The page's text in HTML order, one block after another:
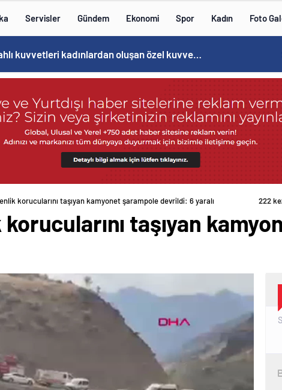
Servisler Gündem Ekonomi Spor Kadın Foto
Cristiano Ronaldo’nun akıllara zarar tüm kariyerinin istatistiğini çıkardık !
korucularını taşıyan kamyonet şarampole devrildi: 6 yaralı
taşıyan